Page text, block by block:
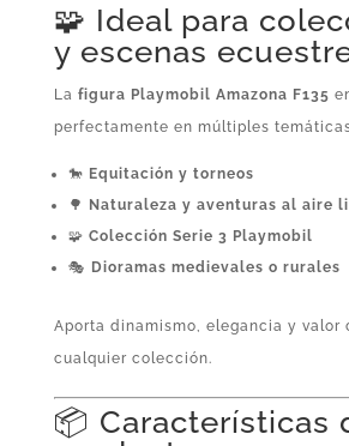
🧩 Ideal para
y escenas
La figura Playmobil Amazona F135
perfectamente en múltiples
🐎 Equitación y torneos
🌳 Naturaleza y aventuras al aire
🧩 Colección Serie 3 Playmobil
🎭 Dioramas medievales o rurales
Aporta dinamismo, elegancia y valor
cualquier colección.
📦 Características